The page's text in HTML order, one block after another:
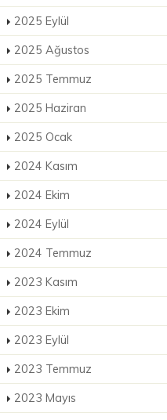
2025 Eylül
2025 Ağustos
2025 Temmuz
2025 Haziran
2025 Ocak
2024 Kasım
2024 Ekim
2024 Eylül
2024 Temmuz
2023 Kasım
2023 Ekim
2023 Eylül
2023 Temmuz
2023 Mayıs